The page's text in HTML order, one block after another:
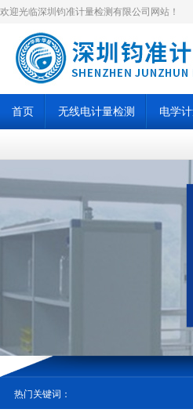
欢迎光临深圳钧准计量检测有限公司网站！
首页 无线电计量检测 电学
热门关键词：